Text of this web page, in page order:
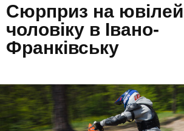
Сюрприз на ювілей
чоловіку в Івано-
Франківську